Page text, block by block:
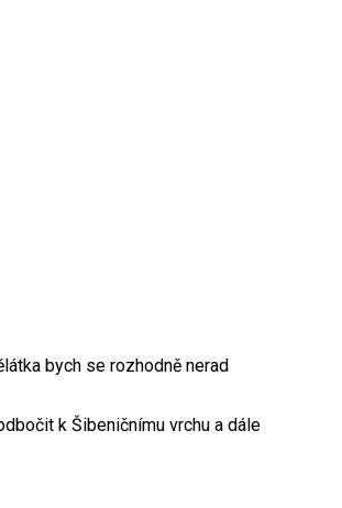
bych se rozhodně nerad
k Šibeničnímu vrchu a dále